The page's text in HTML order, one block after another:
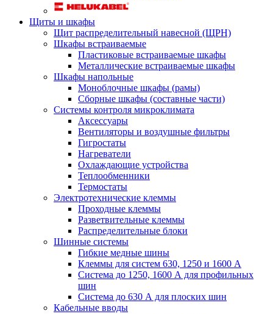
Щиты и шкафы
Щит распределительный навесной (ЩРН)
Шкафы встраиваемые
Пластиковые встраиваемые шкафы
Металлические встраиваемые шкафы
Шкафы напольные
Моноблочные шкафы (рамы)
Сборные шкафы (составные части)
Системы контроля микроклимата
Аксессуары
Вентиляторы и воздушные фильтры
Гигростаты
Нагреватели
Охлаждающие устройства
Теплообменники
Термостаты
Электротехнические клеммы
Проходные клеммы
Разветвительные клеммы
Распределительные блоки
Шинные системы
Гибкие медные шины
Клеммы для систем 630, 1250 и 1600 А
Система до 1250, 1600 А для профильных
шин
Система до 630 А для плоских шин
Кабельные вводы